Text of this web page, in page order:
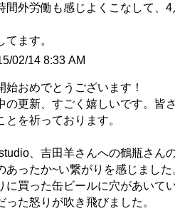
間外労働も感じよくこなして、
ます。
02/14 8:33 AM
始おめでとうございます！
の更新、すごく嬉しいです。皆
とを祈っております。
、吉田羊さんへの鶴瓶さん
あったか~い繋がりを感じました
に買った缶ビールに穴があいて
った怒りが吹き飛びました。